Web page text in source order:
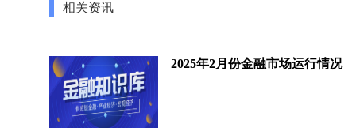
相关资讯
2025年2月份金融市场运行情况